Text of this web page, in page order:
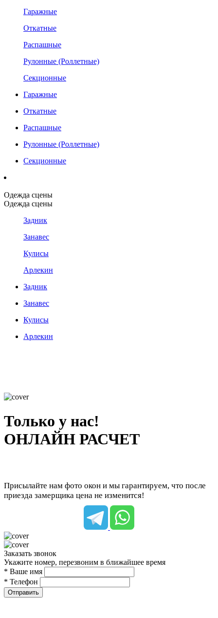
Гаражные
Откатные
Распашные
Рулонные (Роллетные)
Секционные
Гаражные
Откатные
Распашные
Рулонные (Роллетные)
Секционные
Одежда сцены
Одежда сцены
Задник
Занавес
Кулисы
Арлекин
Задник
Занавес
Кулисы
Арлекин
Только у нас!
ОНЛАЙН РАСЧЕТ
Присылайте нам фото окон и мы гарантируем, что после
приезда замерщика цена не изменится!
Заказать звонок
Укажите номер, перезвоним в ближайшее время
* Ваше имя
* Телефон
Отправить